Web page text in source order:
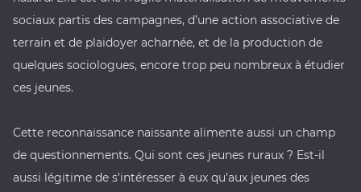
sociaux partis des campagnes, d’une action associative de
terrain et de plaidoyer acharnée, et de la production de
quelques sociologues, encore trop peu nombreux à étudier
ces jeunes.
Cette reconnaissance naissante alimente aussi un champ
de questionnements. Qui sont ces jeunes ruraux ? Est-il
aussi légitime de s’intéresser à eux qu’aux jeunes des